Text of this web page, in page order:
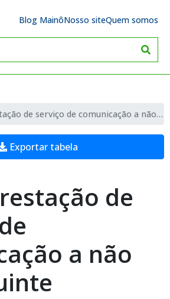
Blog MainôNosso siteQuem somos
de serviço de comunicação a não contribuinte
Exportar tabela
de
a não